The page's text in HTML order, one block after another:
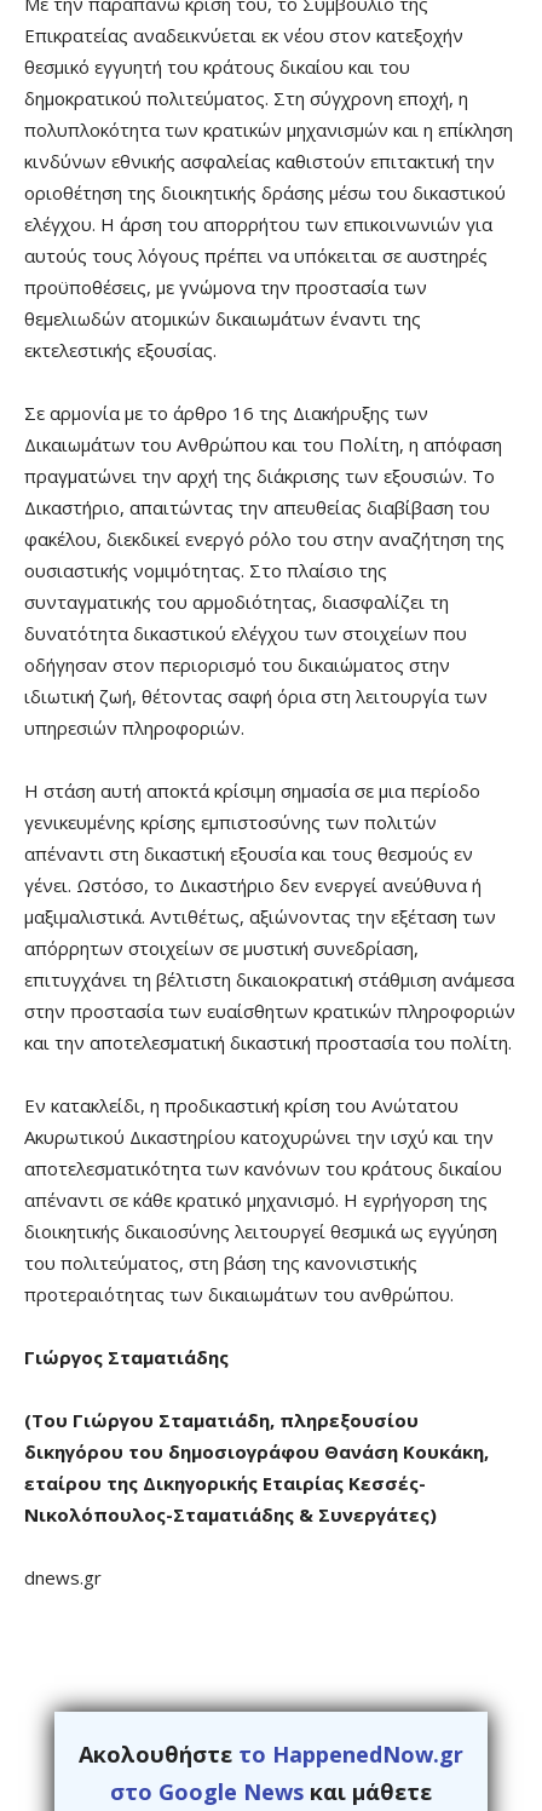
Επικρατείας αναδεικνύεται εκ νέου στον κατεξοχήν
θεσμικό εγγυητή του κράτους δικαίου και του
δημοκρατικού πολιτεύματος. Στη σύγχρονη εποχή, η
πολυπλοκότητα των κρατικών μηχανισμών και η επίκληση
κινδύνων εθνικής ασφαλείας καθιστούν επιτακτική την
οριοθέτηση της διοικητικής δράσης μέσω του δικαστικού
ελέγχου. Η άρση του απορρήτου των επικοινωνιών για
αυτούς τους λόγους πρέπει να υπόκειται σε αυστηρές
προϋποθέσεις, με γνώμονα την προστασία των
θεμελιωδών ατομικών δικαιωμάτων έναντι της
εκτελεστικής εξουσίας.
Σε αρμονία με το άρθρο 16 της Διακήρυξης των
Δικαιωμάτων του Ανθρώπου και του Πολίτη, η απόφαση
πραγματώνει την αρχή της διάκρισης των εξουσιών. Το
Δικαστήριο, απαιτώντας την απευθείας διαβίβαση του
φακέλου, διεκδικεί ενεργό ρόλο του στην αναζήτηση της
ουσιαστικής νομιμότητας. Στο πλαίσιο της
συνταγματικής του αρμοδιότητας, διασφαλίζει τη
δυνατότητα δικαστικού ελέγχου των στοιχείων που
οδήγησαν στον περιορισμό του δικαιώματος στην
ιδιωτική ζωή, θέτοντας σαφή όρια στη λειτουργία των
υπηρεσιών πληροφοριών.
Η στάση αυτή αποκτά κρίσιμη σημασία σε μια περίοδο
γενικευμένης κρίσης εμπιστοσύνης των πολιτών
απέναντι στη δικαστική εξουσία και τους θεσμούς εν
γένει. Ωστόσο, το Δικαστήριο δεν ενεργεί ανεύθυνα ή
μαξιμαλιστικά. Αντιθέτως, αξιώνοντας την εξέταση των
απόρρητων στοιχείων σε μυστική συνεδρίαση,
επιτυγχάνει τη βέλτιστη δικαιοκρατική στάθμιση ανάμεσα
στην προστασία των ευαίσθητων κρατικών πληροφοριών
και την αποτελεσματική δικαστική προστασία του πολίτη.
Εν κατακλείδι, η προδικαστική κρίση του Ανώτατου
Ακυρωτικού Δικαστηρίου κατοχυρώνει την ισχύ και την
αποτελεσματικότητα των κανόνων του κράτους δικαίου
απέναντι σε κάθε κρατικό μηχανισμό. Η εγρήγορση της
διοικητικής δικαιοσύνης λειτουργεί θεσμικά ως εγγύηση
του πολιτεύματος, στη βάση της κανονιστικής
προτεραιότητας των δικαιωμάτων του ανθρώπου.
Γιώργος Σταματιάδης
(Του Γιώργου Σταματιάδη, πληρεξουσίου
δικηγόρου του δημοσιογράφου Θανάση Κουκάκη,
εταίρου της Δικηγορικής Εταιρίας Κεσσές-
Νικολόπουλος-Σταματιάδης & Συνεργάτες)
dnews.gr
Ακολουθήστε το HappenedNow.gr
στο Google News και μάθετε